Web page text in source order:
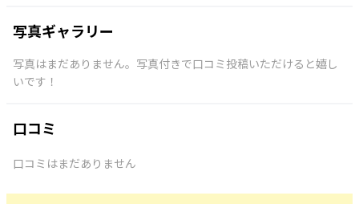
写真ギャラリー
写真はまだありません。写真付きで口コミ投稿いただけると嬉し
いです！
口コミ
口コミはまだありません